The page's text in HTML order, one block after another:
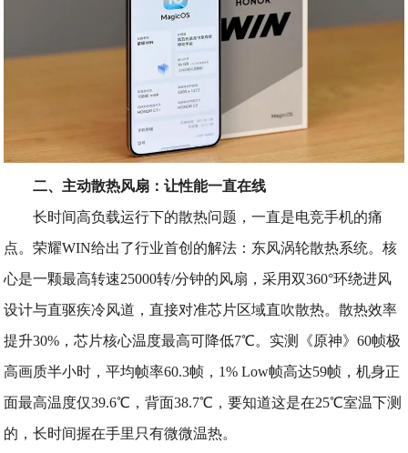
二、主动散热风扇：让性能一直在线
长时间高负载运行下的散热问题，一直是电竞手机的痛
点。荣耀WIN给出了行业首创的解法：东风涡轮散热系统。核
心是一颗最高转速25000转/分钟的风扇，采用双360°环绕进风
设计与直驱疾冷风道，直接对准芯片区域直吹散热。散热效率
提升30%，芯片核心温度最高可降低7℃。实测《原神》60帧极
高画质半小时，平均帧率60.3帧，1% Low帧高达59帧，机身正
面最高温度仅39.6℃，背面38.7℃，要知道这是在25℃室温下测
的，长时间握在手里只有微微温热。